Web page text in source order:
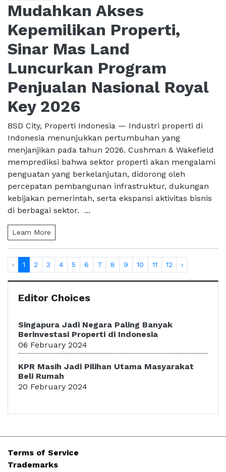
Mudahkan Akses
Kepemilikan Properti,
Sinar Mas Land
Luncurkan Program
Penjualan Nasional Royal
Key 2026
BSD City, Properti Indonesia — Industri properti di
Indonesia menunjukkan pertumbuhan yang
menjanjikan pada tahun 2026. Cushman & Wakefield
memprediksi bahwa sektor properti akan mengalami
penguatan yang berkelanjutan, didorong oleh
percepatan pembangunan infrastruktur, dukungan
kebijakan pemerintah, serta ekspansi aktivitas bisnis
di berbagai sektor. ...
Learn More
‹ 1 2 3 4 5 6 7 8 9 10 11 12 ›
Editor Choices
Singapura Jadi Negara Paling Banyak
Berinvestasi Properti di Indonesia
06 February 2024
KPR Masih Jadi Pilihan Utama Masyarakat
Beli Rumah
20 February 2024
Terms of Service
Trademarks